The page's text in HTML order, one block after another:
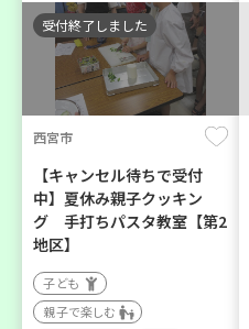
受付終了しました
西宮市
【キャンセル待ちで受付
中】夏休み親子クッキン
グ 手打ちパスタ教室【第2
地区】
子ども
親子で楽しむ